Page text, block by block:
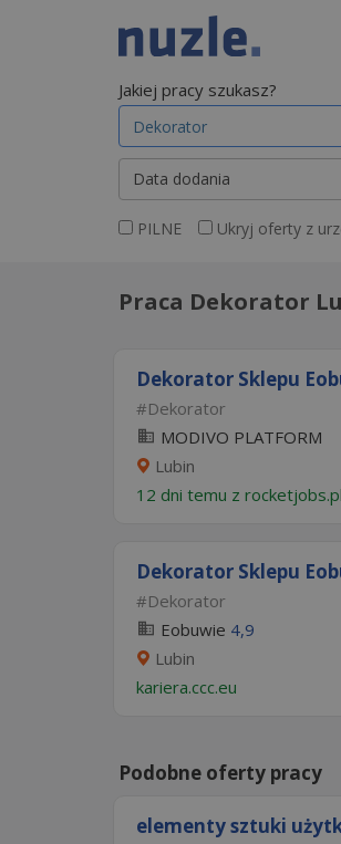
Jakiej pracy szukasz?
Data dodania
PILNE Ukryj oferty z
Praca Dekorator
Dekorator Sklepu
Dekorator
MODIVO PLATFORM
Lubin
12 dni temu z rocketjobs.pl
Dekorator Sklepu
Dekorator
Eobuwie 4,9
Lubin
kariera.ccc.eu
Podobne oferty pracy
elementy sztuki